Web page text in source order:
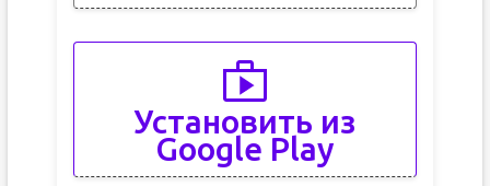
Установить из
Google Play